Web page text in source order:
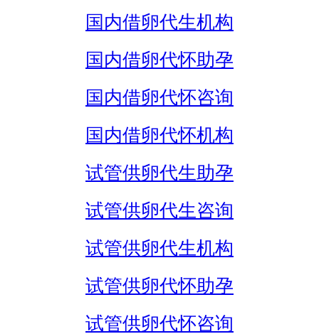
国内借卵代生机构
国内借卵代怀助孕
国内借卵代怀咨询
国内借卵代怀机构
试管供卵代生助孕
试管供卵代生咨询
试管供卵代生机构
试管供卵代怀助孕
试管供卵代怀咨询